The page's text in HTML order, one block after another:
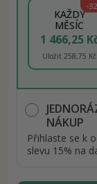
-
KAŽDÝ
MĚSÍC
1 466,25
Uložit 258,75 Kč
NÁKUP
Přihlaste se k
slevu 15% na